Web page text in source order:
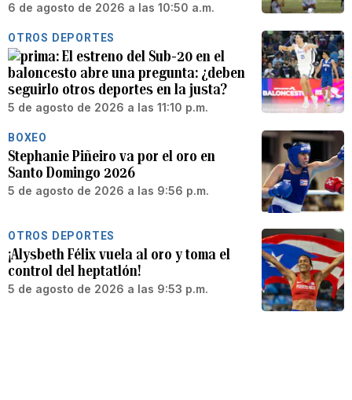
6 de agosto de 2026 a las 10:50 a.m.
OTROS DEPORTES
El estreno del Sub-20 en el
baloncesto abre una pregunta: ¿deben
seguirlo otros deportes en la justa?
5 de agosto de 2026 a las 11:10 p.m.
BOXEO
Stephanie Piñeiro va por el oro en
Santo Domingo 2026
5 de agosto de 2026 a las 9:56 p.m.
OTROS DEPORTES
¡Alysbeth Félix vuela al oro y toma el
control del heptatlón!
5 de agosto de 2026 a las 9:53 p.m.